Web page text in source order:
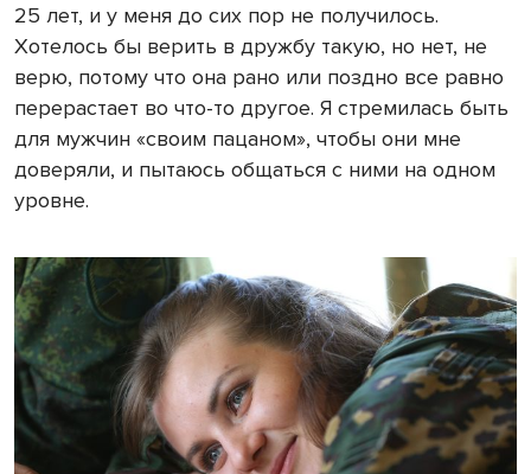
25 лет, и у меня до сих пор не получилось.
Хотелось бы верить в дружбу такую, но нет, не
верю, потому что она рано или поздно все равно
перерастает во что-то другое. Я стремилась быть
для мужчин «своим пацаном», чтобы они мне
доверяли, и пытаюсь общаться с ними на одном
уровне.